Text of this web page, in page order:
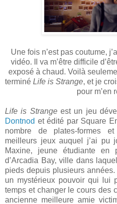
Une fois n’est pas coutume,
vidéo. Il va m’être difficile
exposé à chaud. Voilà
terminé Life is Strange, et je
pour m’en
Life is Strangeest un jeu
Dontnod et édité par Square
nombre de plates-formes
meilleurs jeux auquel j’ai pu
Maxine, jeune étudiante en
d’Arcadia Bay, ville dans
pieds depuis plusieurs
un mystérieux pouvoir qui lui
temps et changer le cours des
ancienne meilleure amie